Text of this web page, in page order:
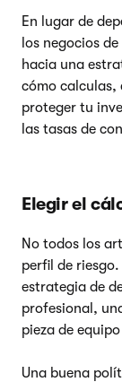
En lugar de
los negocios
hacia una
cómo calculas,
proteger tu
las tasas de
Elegir el
No todos los
perfil de
estrategia de
profesional,
pieza de
Una buena